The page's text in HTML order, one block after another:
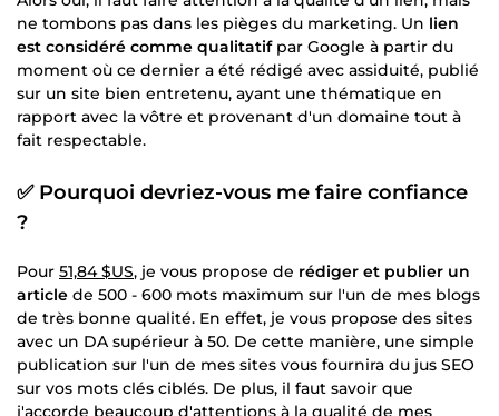
ne tombons pas dans les pièges du marketing. Un lien
est considéré comme qualitatifpar Google à partir du
moment où ce dernier a été rédigé avec assiduité, publié
sur un site bien entretenu, ayant une thématique en
rapport avec la vôtre et provenant d'un domaine tout à
fait respectable.
✅ Pourquoi devriez-vous me faire confiance
?
Pour 51,84 $US, je vous propose de rédiger et publier un
article de 500 - 600 mots maximum sur l'un de mes blogs
de très bonne qualité. En effet, je vous propose des sites
avec un DA supérieur à 50. De cette manière, une simple
publication sur l'un de mes sites vous fournira du jus SEO
sur vos mots clés ciblés. De plus, il faut savoir que
j'accorde beaucoup d'attentions à la qualité de mes